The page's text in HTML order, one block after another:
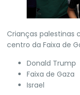
Crianças palestinas
centro da Faixa de
Donald Trump
Faixa de Gaza
Israel